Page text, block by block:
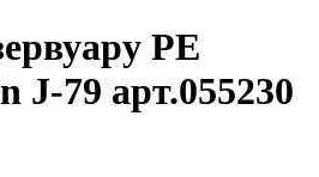
PE
J-79 арт.055230